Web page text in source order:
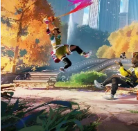
Theo dõi báo trên
Hotline
0906 645 777